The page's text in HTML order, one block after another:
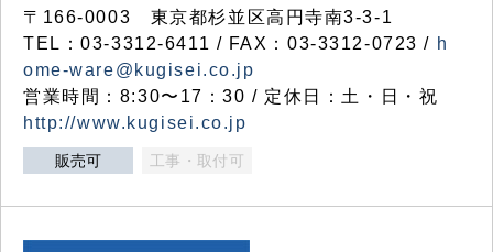
〒166-0003 東京都杉並区高円寺南3-3-1
TEL：03-3312-6411 / FAX：03-3312-0723 / h
ome-ware@kugisei.co.jp
営業時間：8:30〜17：30 / 定休日：土・日・祝
http://www.kugisei.co.jp
販売可 工事・取付可